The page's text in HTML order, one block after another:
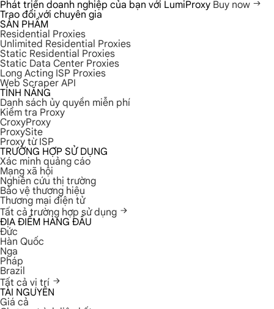
Phát triển doanh nghiệp của bạn với LumiProxy Buy now
Trao đổi với chuyên gia
SẢN PHẨM
Residential Proxies
Unlimited Residential Proxies
Static Residential Proxies
Static Data Center Proxies
Long Acting ISP Proxies
Web Scraper API
TÍNH NĂNG
Danh sách ủy quyền miễn phí
Kiểm tra Proxy
CroxyProxy
ProxySite
Proxy từ ISP
TRƯỜNG HỢP SỬ DỤNG
Xác minh quảng cáo
Mạng xã hội
Nghiên cứu thị trường
Bảo vệ thương hiệu
Thương mại điện tử
Tất cả trường hợp sử dụng
ĐỊA ĐIỂM HÀNG ĐẦU
Đức
Hàn Quốc
Nga
Pháp
Brazil
Tất cả vị trí
TÀI NGUYÊN
Giá cả